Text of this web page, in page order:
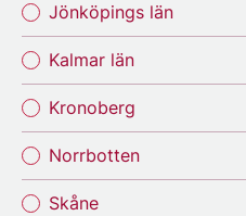
Jönköpings län
Kalmar län
Kronoberg
Norrbotten
Skåne